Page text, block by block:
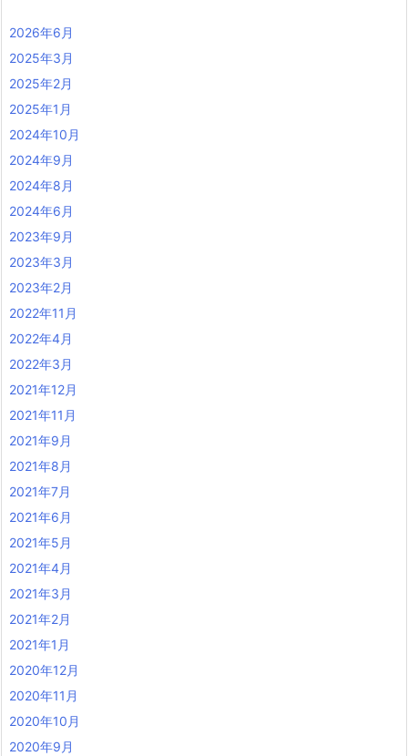
2026年6月
2025年3月
2025年2月
2025年1月
2024年10月
2024年9月
2024年8月
2024年6月
2023年9月
2023年3月
2023年2月
2022年11月
2022年4月
2022年3月
2021年12月
2021年11月
2021年9月
2021年8月
2021年7月
2021年6月
2021年5月
2021年4月
2021年3月
2021年2月
2021年1月
2020年12月
2020年11月
2020年10月
2020年9月